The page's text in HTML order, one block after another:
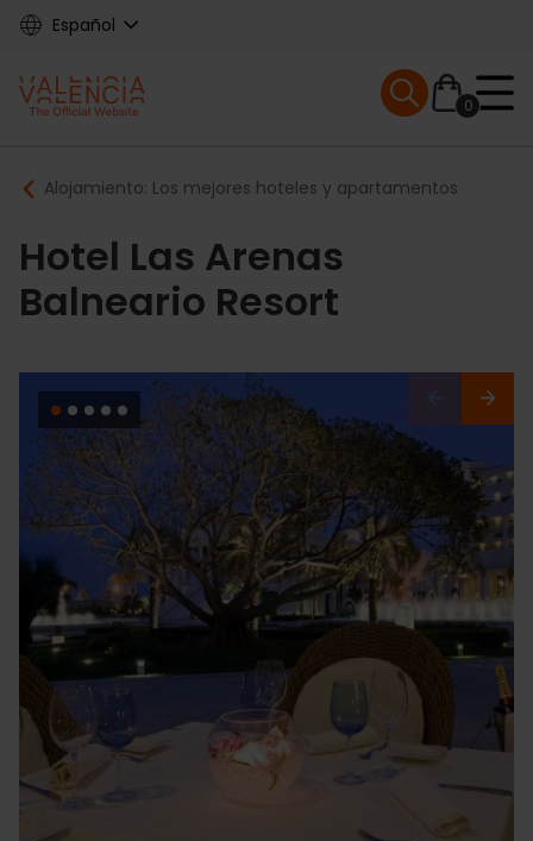
Skip
content
Español
Main
navigation
0
Mobile menu
Breadcrumb
Alojamiento: Los mejores hoteles y apartamentos
Hotel Las Arenas
Balneario Resort